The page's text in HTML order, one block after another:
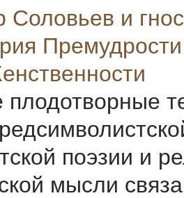
Соловьев и
поэзии и
мысли